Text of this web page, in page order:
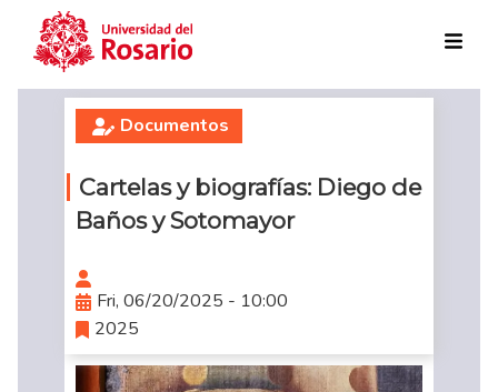
Skip to main content
Documentos
Cartelas y biografías: Diego de
Baños y Sotomayor
Fri, 06/20/2025 - 10:00
2025